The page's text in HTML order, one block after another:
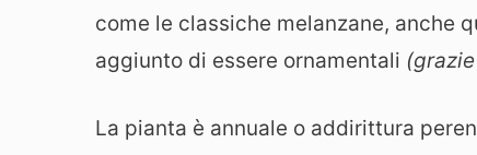
come le classiche melanzane, anche
aggiunto di essere ornamentali
La pianta è annuale o addirittura